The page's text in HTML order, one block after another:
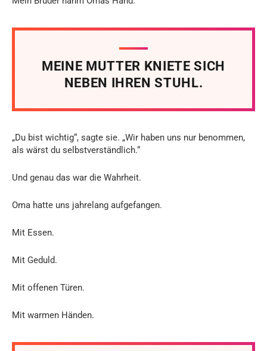
MEINE MUTTER KNIETE SICH
NEBEN IHREN STUHL.
„Du bist wichtig“, sagte sie. „Wir haben uns nur benommen,
als wärst du selbstverständlich.“
Und genau das war die Wahrheit.
Oma hatte uns jahrelang aufgefangen.
Mit Essen.
Mit Geduld.
Mit offenen Türen.
Mit warmen Händen.